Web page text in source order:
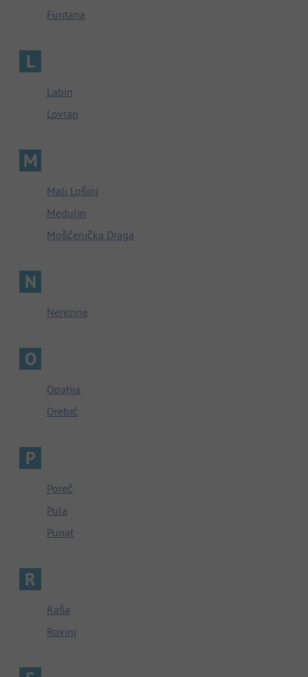
Funtana
L
Labin
Lovran
M
Mali Lošinj
Medulin
Mošćenička Draga
N
Nerezine
O
Opatija
Orebić
P
Poreč
Pula
Punat
R
Raša
Rovinj